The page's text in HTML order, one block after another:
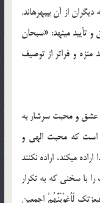
از آن بي‏بهره‏اند.
تأييد مي‏نهد: «سبحان
عباد اللَّه المخلصين»[1] خداوند منزه و فراتر از توصيف
و محبت سرشار به
است كه محبت الهي و
مي‏كند، اراده نكنند
با سخني كه به تكرار
لَاُغِوْيَنَّهُمْ اجمعين